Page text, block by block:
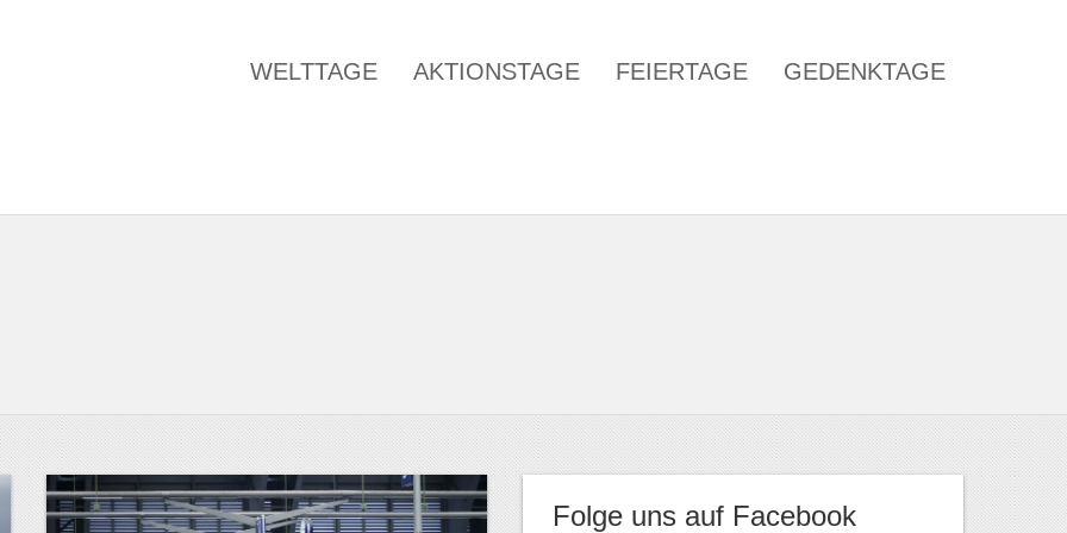
WELTTAGE AKTIONSTAGE FEIERTAGE GEDENKTAGE
Folge uns auf Facebook